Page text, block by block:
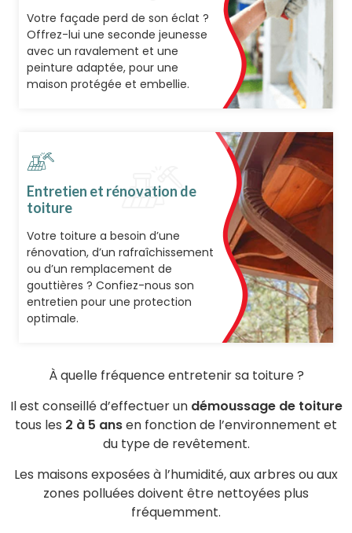
Votre façade perd de son éclat ?
Offrez-lui une seconde jeunesse
avec un ravalement et une
peinture adaptée, pour une
maison protégée et embellie.
Entretien et rénovation de
toiture
Votre toiture a besoin d’une
rénovation, d’un rafraîchissement
ou d’un remplacement de
gouttières ? Confiez-nous son
entretien pour une protection
optimale.
À quelle fréquence entretenir sa toiture ?
Il est conseillé d’effectuer un démoussage de toiture
tous les 2 à 5 ansen fonction de l’environnement et
du type de revêtement.
Les maisons exposées à l’humidité, aux arbres ou aux
zones polluées doivent être nettoyées plus
fréquemment.